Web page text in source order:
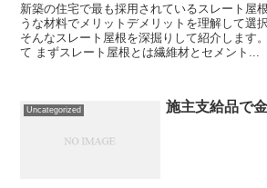
新築の住宅で最も採用されているスレート屋
うな材料でメリットデメリットを理解して選
そんなスレート屋根を深掘りして紹介します
て まずスレート屋根とは繊維材とセメント...
Uncategorized 施主支給品で